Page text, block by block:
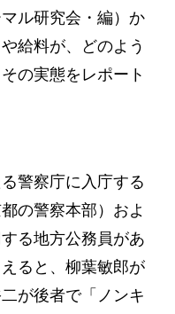
マル研究会・編）か
給料が、どのよう
の実態をレポート
警察庁に入庁する
の警察本部）およ
る地方公務員があ
ると、柳葉敏郎が
が後者で「ノンキ